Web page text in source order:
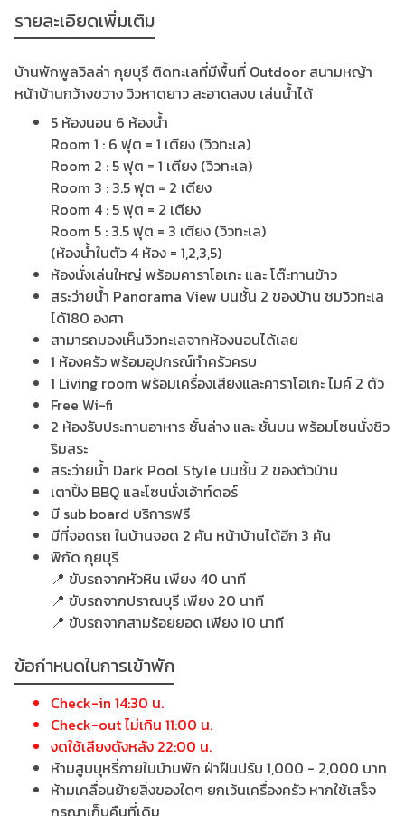
รายละเอียดเพิ่มเติม
บ้านพักพูลวิลล่า กุยบุรี ติดทะเลที่มีพื้นที่ Outdoor สนามหญ้า
หน้าบ้านกว้างขวาง วิวหาดยาว สะอาดสงบ เล่นน้ำได้
5 ห้องนอน 6 ห้องน้ำ
Room 1 : 6 ฟุต = 1 เตียง (วิวทะเล)
Room 2 : 5 ฟุต = 1 เตียง (วิวทะเล)
Room 3 : 3.5 ฟุต = 2 เตียง
Room 4 : 5 ฟุต = 2 เตียง
Room 5 : 3.5 ฟุต = 3 เตียง (วิวทะเล)
(ห้องน้ำในตัว 4 ห้อง = 1,2,3,5)
ห้องนั่งเล่นใหญ่ พร้อมคาราโอเกะ และ โต๊ะทานข้าว
สระว่ายน้ำ Panorama View บนชั้น 2 ของบ้าน ชมวิวทะเล
ได้180 องศา
สามารถมองเห็นวิวทะเลจากห้องนอนได้เลย
1 ห้องครัว พร้อมอุปกรณ์ทำครัวครบ
1 Living room พร้อมเครื่องเสียงและคาราโอเกะ ไมค์ 2 ตัว
Free Wi-fi
2 ห้องรับประทานอาหาร ชั้นล่าง และ ชั้นบน พร้อมโซนนั่งชิว
ริมสระ
สระว่ายน้ำ Dark Pool Style บนชั้น 2 ของตัวบ้าน
เตาปิ้ง BBQ และโซนนั่งเอ้าท์ดอร์
มี sub board บริการฟรี
มีที่จอดรถ ในบ้านจอด 2 คัน หน้าบ้านได้อีก 3 คัน
พิกัด กุยบุรี
📍 ขับรถจากหัวหิน เพียง 40 นาที
📍 ขับรถจากปราณบุรี เพียง 20 นาที
📍 ขับรถจากสามร้อยยอด เพียง 10 นาที
ข้อกำหนดในการเข้าพัก
Check-in 14:30 น.
Check-out ไม่เกิน 11:00 น.
งดใช้เสียงดังหลัง 22:00 น.
ห้ามสูบบุหรี่ภายในบ้านพัก ฝ่าฝืนปรับ 1,000 - 2,000 บาท
ห้ามเคลื่อนย้ายสิ่งของใดๆ ยกเว้นเครื่องครัว หากใช้เสร็จ
กรุณาเก็บคืนที่เดิม